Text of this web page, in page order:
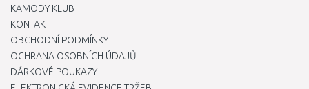
KAMODY KLUB
KONTAKT
OBCHODNÍ PODMÍNKY
OCHRANA OSOBNÍCH ÚDAJŮ
DÁRKOVÉ POUKAZY